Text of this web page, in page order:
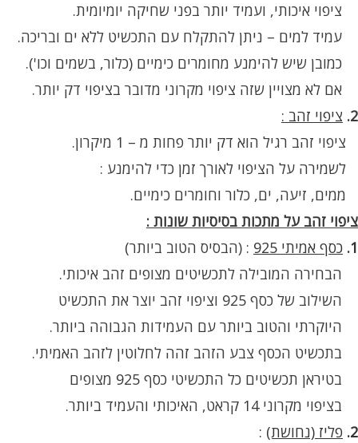
ציפוי איכותי, ועמיד יותר בפני שחיקה יומיומית.
עמיד למים – ניתן להתקלח עם התכשיט ללא ים ובריכה.
כמובן שיש להימנע מחומרים כימיים (כלור, בשמים וכו').
אם לא מצויין שזה ציפוי מקרוני מדובר בציפוי דק יותר.
2. ציפוי זהב :
ציפוי זהב רגיל הוא דק יותר פחות מ – 1 מיקרון.
לשמירה על הציפוי לאורך זמן כדי להימנע :
ממים, זיעה, ים, כלור וחומרים כימיים.
ציפוי זהב על מתכות בסיסיות שונות :
1. כסף אמיתי 925 : (הבסיס הטוב ביותר)
הבחירה המובילה לתכשיטים מצופים זהב איכותי.
השילוב של כסף 925 וציפוי זהב יוצר את התכשיט
היוקרתי והטוב ביותר עם העמידות הגבוהה ביותר.
בתכשיט הכסף צבע הזהב זהה לחלוטין לזהב האמיתי.
בטיראן תכשיטים כל התכשיטי כסף 925 מצופים
בציפוי מקרוני 14 קראט, האיכותי והעמיד ביותר.
2. פליז (נחושת) :